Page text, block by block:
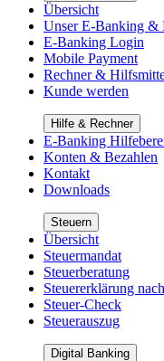
Übersicht
Unser E-Banking &
E-Banking Login
Mobile Payment
Rechner &
Kunde werden
Hilfe & Rechner
E-Banking
Konten & Bezahlen
Kontakt
Downloads
Steuern
Übersicht
Steuermandat
Steuerberatung
Steuererklärung
Steuer-Check
Steuerauszug
Digital Banking